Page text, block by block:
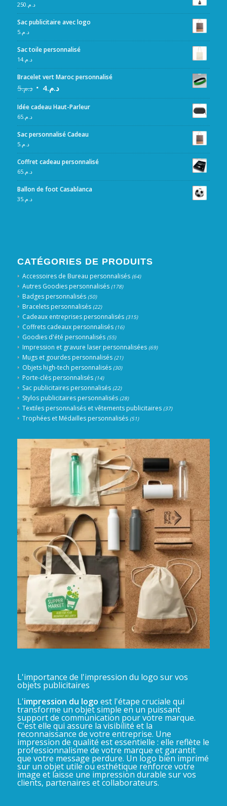
د.م.250
Sac publicitaire avec logo
د.م.5
Sac toile personnalisé
د.م.14
Bracelet vert Maroc personnalisé
د.م.5 د.م.4
Idée cadeau Haut-Parleur
د.م.65
Sac personnalisé Cadeau
د.م.5
Coffret cadeau personnalisé
د.م.65
Ballon de foot Casablanca
د.م.35
CATÉGORIES DE PRODUITS
Accessoires de Bureau personnalisés (64)
Autres Goodies personnalisés (178)
Badges personnalisés (50)
Bracelets personnalisés (22)
Cadeaux entreprises personnalisés (315)
Coffrets cadeaux personnalisés (16)
Goodies d'été personnalisés (55)
Impression et gravure laser personnalisées (69)
Mugs et gourdes personnalisés (21)
Objets high-tech personnalisés (30)
Porte-clés personnalisés (14)
Sac publicitaires personnalisés (22)
Stylos publicitaires personnalisés (28)
Textiles personnalisés et vêtements publicitaires (37)
Trophées et Médailles personnalisés (51)
L'importance de l'impression du logo sur vos
objets publicitaires
L'impression du logo est l'étape cruciale qui
transforme un objet simple en un puissant
support de communication pour votre marque.
C'est elle qui assure la visibilité et la
reconnaissance de votre entreprise. Une
impression de qualité est essentielle : elle reflète le
professionnalisme de votre marque et garantit
que votre message perdure. Un logo bien imprimé
sur un objet utile ou esthétique renforce votre
image et laisse une impression durable sur vos
clients, partenaires et collaborateurs.